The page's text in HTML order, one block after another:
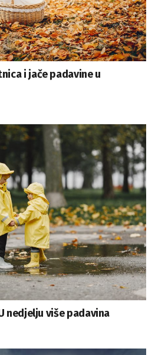
i jače padavine u
nedjelju više padavina